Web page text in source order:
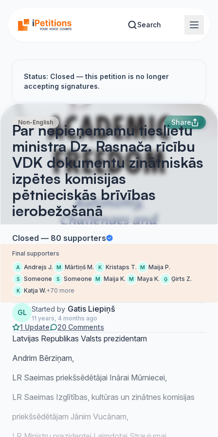
Search
Status: Closed — this petition is no longer
accepting signatures.
Non-English Share
Par nepieņemamu tieslietu
ministra Dz. Rasnača rīcību
VDK dokumentu zinātniskās
izpētes komisijas
pētnieciskās brīvības
ierobežošanā
Closed — 80 supporters
Final supporters
A Andrejs J. M Mārtiņš M. K Kristaps T. M Maija P.
S Someone S Someone M Maija K. M Maya K. Ģ Ģirts Z.
K Katja W.+70 more
GL Started by Gatis Liepiņš
11 years, 4 months ago
1 Update 20 Comments
Latvijas Republikas Valsts prezidentam
Andrim Bērziņam,
LR Saeimas priekšsēdētājai Inārai Mūrniecei,
LR Saeimas Izglītības, kultūras un zinātnes komisijas
priekšsēdētājam Jānim Vucānam,